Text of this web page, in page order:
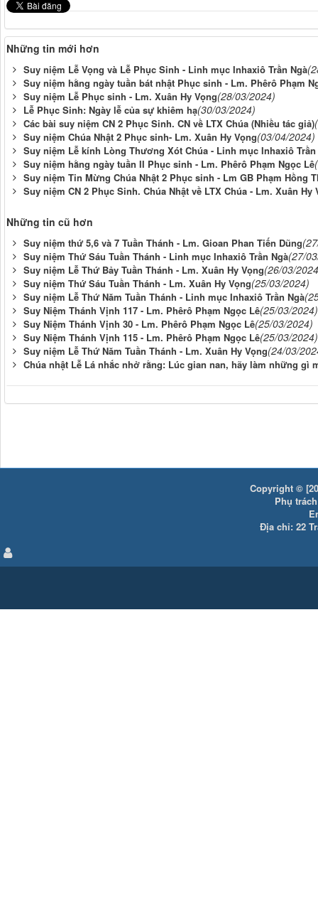
Những tin mới hơn
Suy niệm Lễ Vọng và Lễ Phục Sinh - Linh mục Inhaxiô Trần Ngà
Suy niệm hằng ngày tuần bát nhật Phục sinh - Lm. Phêrô Phạm
Suy niệm Lễ Phục sinh - Lm. Xuân Hy Vọng(28/03/2024)
Lễ Phục Sinh: Ngày lễ của sự khiêm hạ(30/03/2024)
Các bài suy niệm CN 2 Phục Sinh. CN về LTX Chúa (Nhiều tác giả)
Suy niệm Chúa Nhật 2 Phục sinh- Lm. Xuân Hy Vọng(03/04/2024)
Suy niệm Lễ kính Lòng Thương Xót Chúa - Linh mục Inhaxiô Trần
Suy niệm hằng ngày tuần II Phục sinh - Lm. Phêrô Phạm Ngọc Lê
Suy niệm Tin Mừng Chúa Nhật 2 Phục sinh - Lm GB Phạm Hồng
Suy niệm CN 2 Phục Sinh. Chúa Nhật về LTX Chúa - Lm. Xuân Hy
Những tin cũ hơn
Suy niệm thứ 5,6 và 7 Tuần Thánh - Lm. Gioan Phan Tiến Dũng
Suy niệm Thứ Sáu Tuần Thánh - Linh mục Inhaxiô Trần Ngà(27/
Suy niệm Lễ Thứ Bảy Tuần Thánh - Lm. Xuân Hy Vọng(26/03/
Suy niệm Thứ Sáu Tuần Thánh - Lm. Xuân Hy Vọng(25/03/2024)
Suy niệm Lễ Thứ Năm Tuần Thánh - Linh mục Inhaxiô Trần Ngà
Suy Niệm Thánh Vịnh 117 - Lm. Phêrô Phạm Ngọc Lê(25/03/2024)
Suy Niệm Thánh Vịnh 30 - Lm. Phêrô Phạm Ngọc Lê(25/03/2024)
Suy Niệm Thánh Vịnh 115 - Lm. Phêrô Phạm Ngọc Lê(25/03/2024)
Suy niệm Lễ Thứ Năm Tuần Thánh - Lm. Xuân Hy Vọng(24/03/
Chúa nhật Lễ Lá nhắc nhở rằng: Lúc gian nan, hãy làm những gì
Copyright ©
Phụ
Địa chỉ: 22